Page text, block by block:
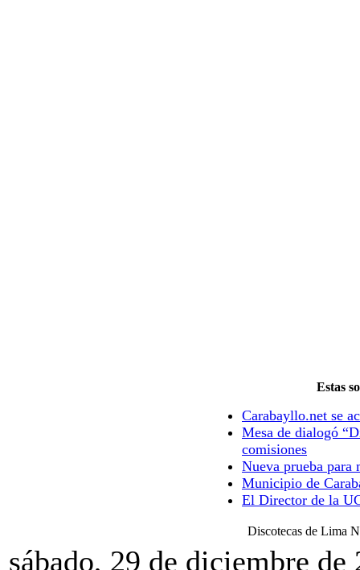
Estas
Carabayllo.net se
Mesa de dialogó
comisiones
Nueva prueba para
Municipio de
El Director de la
Discotecas de Lima
sábado, 29 de diciembre de